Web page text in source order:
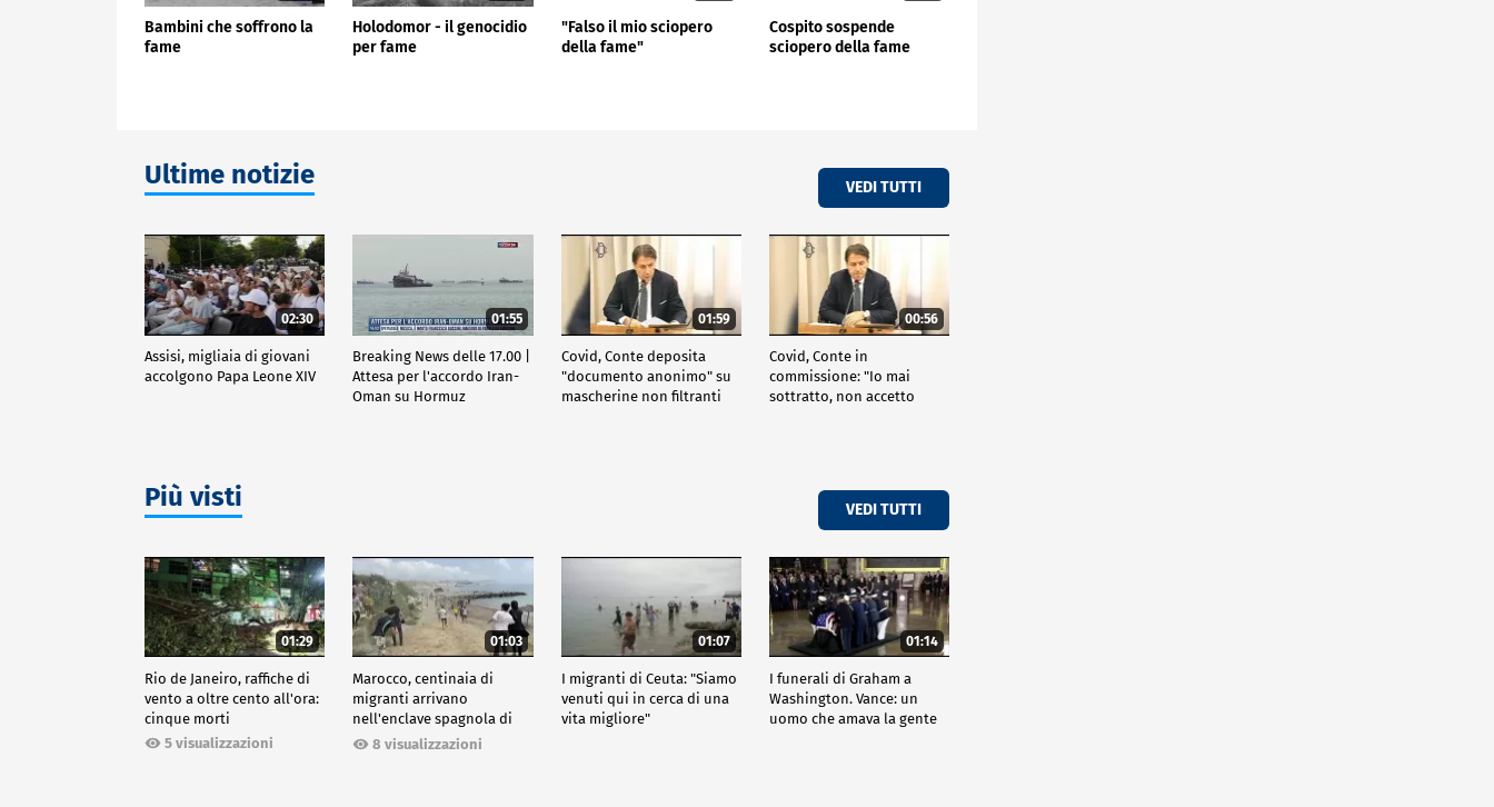
Bambini che soffrono la
fame
Holodomor - il genocidio
per fame
"Falso il mio sciopero
della fame"
Cospito sospende
sciopero della fame
Ultime notizie VEDI TUTTI
02:30
Assisi, migliaia di giovani
accolgono Papa Leone XIV
01:55
Breaking News delle 17.00 |
Attesa per l'accordo Iran-
Oman su Hormuz
01:59
Covid, Conte deposita
"documento anonimo" su
mascherine non filtranti
00:56
Covid, Conte in
commissione: "Io mai
sottratto, non accetto
Più visti VEDI TUTTI
01:29
Rio de Janeiro, raffiche di
vento a oltre cento all'ora:
cinque morti
5 visualizzazioni
01:03
Marocco, centinaia di
migranti arrivano
nell'enclave spagnola di
Ceuta8 visualizzazioni
01:07
I migranti di Ceuta: "Siamo
venuti qui in cerca di una
vita migliore"
01:14
I funerali di Graham a
Washington. Vance: un
uomo che amava la gente